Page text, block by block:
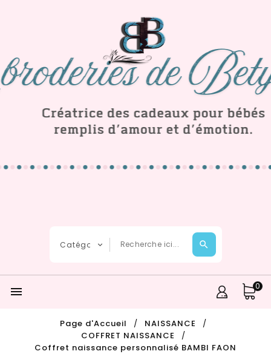
 0
Page d'Accueil
NAISSANCE
COFFRET NAISSANCE
Coffret naissance personnalisé BAMBI FAON